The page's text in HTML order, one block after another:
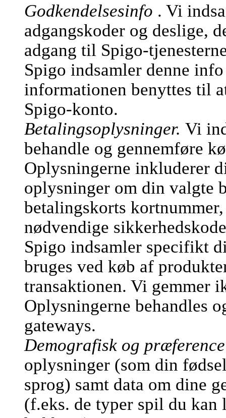
Godkendelsesinfo . Vi
adgangskoder og deslige,
adgang til Spigo-
Spigo indsamler denne
informationen benyttes til
Spigo-konto.
Betalingsoplysninger. Vi
behandle og gennemføre
Oplysningerne inkluderer
oplysninger om din valgte
betalingskorts
nødvendige
Spigo indsamler specifikt
bruges ved køb af
transaktionen. Vi gemmer
Oplysningerne behandles
gateways.
Demografisk og
oplysninger (som din
sprog) samt data om dine
(f.eks. de typer spil du kan